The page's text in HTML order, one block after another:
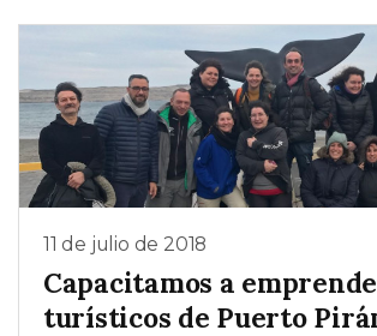
11 de julio de 2018
Capacitamos a
turísticos de Puerto